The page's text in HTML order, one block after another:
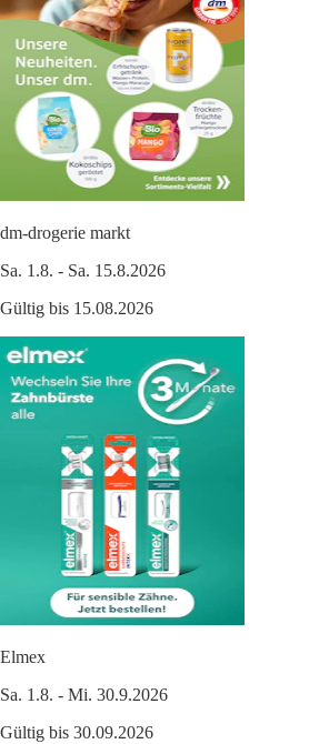
dm-drogerie markt
Sa. 1.8. - Sa. 15.8.2026
Gültig bis 15.08.2026
Elmex
Sa. 1.8. - Mi. 30.9.2026
Gültig bis 30.09.2026